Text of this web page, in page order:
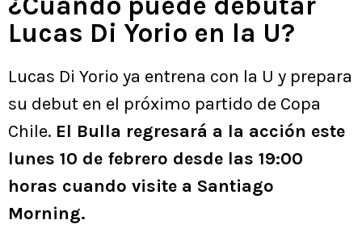
Lucas Di Yorio en la U?
Lucas Di Yorio ya entrena con la U y prepara
su debut en el próximo partido de Copa
Chile. El Bulla regresará a la acción este
lunes 10 de febrero desde las 19:00
horas cuando visite a Santiago
Morning.